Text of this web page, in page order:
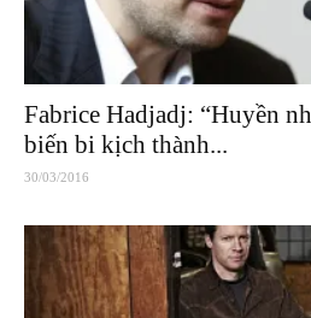
Fabrice Hadjadj: “Huyền
biến bi kịch thành...
30/03/2016